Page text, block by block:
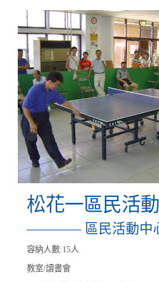
松花一區民活
———— 區民活動中
容納人數:15人
教室/讀書會